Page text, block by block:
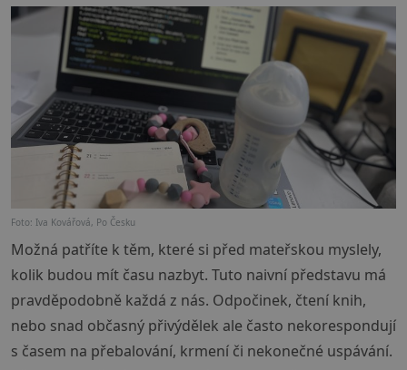
Foto: Iva Kovářová, Po Česku
Možná patříte k těm, které si před mateřskou myslely,
kolik budou mít času nazbyt. Tuto naivní představu má
pravděpodobně každá z nás. Odpočinek, čtení knih,
nebo snad občasný přivýdělek ale často nekorespondují
s časem na přebalování, krmení či nekonečné uspávání.